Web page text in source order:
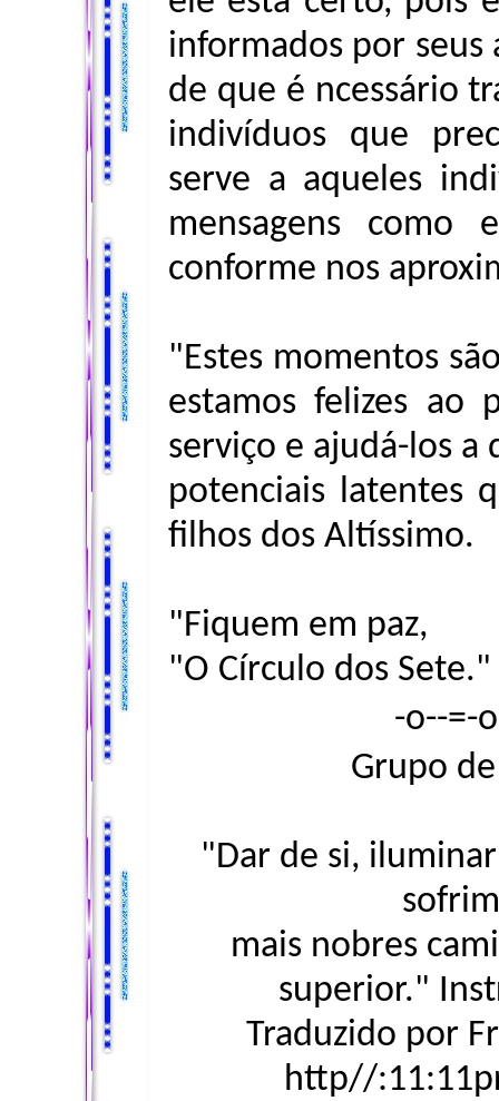
informados por
de que é ncessário
indivíduos que
serve a aqueles
mensagens como
conforme nos
"Estes momentos
estamos felizes ao
serviço e ajudá-los a
potenciais latentes
filhos dos Altíssimo.
"Fiquem em paz,
"O Círculo dos Sete."
-o--=-
Grupo
"Dar de si,
mais nobres
superior."
Traduzido por
http//